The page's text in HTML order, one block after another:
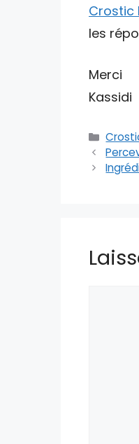
Crostic
les
Merci
Kassidi